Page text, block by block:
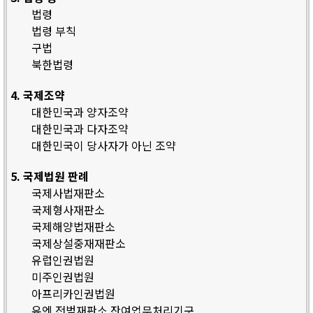
법령
법령 부칙
구법
북한법령
4. 국제조약
대한민국과 양자조약
대한민국과 다자조약
대한민국이 당사자가 아닌 조약
5. 국제법원 판례
국제사법재판소
국제형사재판소
국제해양법재판소
국제상설중재재판소
유럽인권법원
미주인권법원
아프리카인권법원